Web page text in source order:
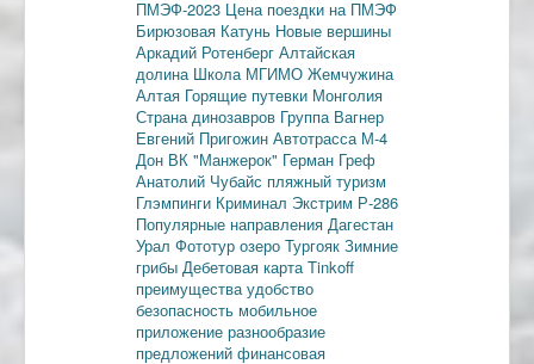
ПМЭФ-2023 Цена поездки на ПМЭФ
Бирюзовая Катунь Новые вершины
Аркадий Ротенберг Алтайская
долина Школа МГИМО Жемчужина
Алтая Горящие путевки Монголия
Страна динозавров Группа Вагнер
Евгений Пригожин Автотрасса М-4
Дон ВК "Манжерок" Герман Греф
Анатолий Чубайс пляжный туризм
Глэмпинги Криминал Экстрим Р-286
Популярные направления Дагестан
Урал Фототур озеро Тургояк Зимние
грибы Дебетовая картаTinkoff
преимуществаудобство
безопасность мобильное
приложение разнообразие
предложений финансовая